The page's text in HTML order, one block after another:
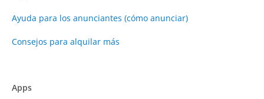
Ayuda para los anunciantes (cómo anunciar)
Consejos para alquilar más
Apps